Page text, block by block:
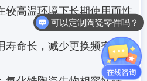
较高温环境下长期使用而性
寿命长，减少更换频率和停
可以定制陶瓷零件吗？